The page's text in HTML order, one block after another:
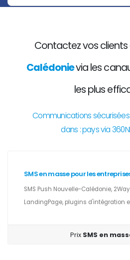
Contactez vos clients
Calédonievia les
les plus
Communications
dans : pays via
SMS en masse pour les
SMS Push Nouvelle-Calédonie,
LandingPage, plugins d'intégration
Prix SMS en